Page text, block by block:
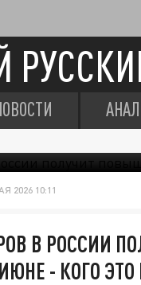
2026 10:11
В РОССИИ
- КОГО ЭТО